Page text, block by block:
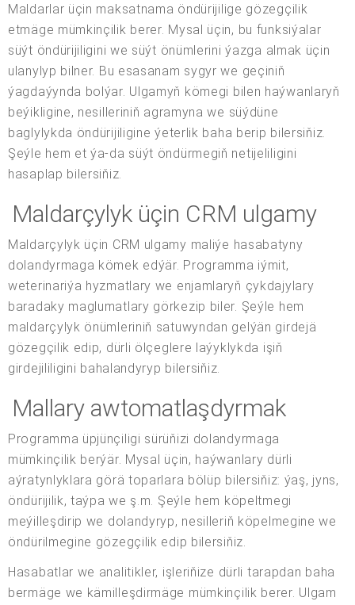
Maldarlar üçin maksatnama öndürijilige gözegçilik
etmäge mümkinçilik berer. Mysal üçin, bu funksiýalar
süýt öndürijiligini we süýt önümlerini ýazga almak üçin
ulanylyp bilner. Bu esasanam sygyr we geçiniň
ýagdaýynda bolýar. Ulgamyň kömegi bilen haýwanlaryň
beýikligine, nesilleriniň agramyna we süýdüne
baglylykda öndürijiligine ýeterlik baha berip bilersiňiz.
Şeýle hem et ýa-da süýt öndürmegiň netijeliligini
hasaplap bilersiňiz.
Maldarçylyk üçin CRM ulgamy
Maldarçylyk üçin CRM ulgamy maliýe hasabatyny
dolandyrmaga kömek edýär. Programma iýmit,
weterinariýa hyzmatlary we enjamlaryň çykdajylary
baradaky maglumatlary görkezip biler. Şeýle hem
maldarçylyk önümleriniň satuwyndan gelýän girdejä
gözegçilik edip, dürli ölçeglere laýyklykda işiň
girdejililigini bahalandyryp bilersiňiz.
Mallary awtomatlaşdyrmak
Programma üpjünçiligi sürüňizi dolandyrmaga
mümkinçilik berýär. Mysal üçin, haýwanlary dürli
aýratynlyklara görä toparlara bölüp bilersiňiz: ýaş, jyns,
öndürijilik, taýpa we ş.m. Şeýle hem köpeltmegi
meýilleşdirip we dolandyryp, nesilleriň köpelmegine we
öndürilmegine gözegçilik edip bilersiňiz.
Hasabatlar we analitikler, işleriňize dürli tarapdan baha
bermäge we kämilleşdirmäge mümkinçilik berer. Ulgam